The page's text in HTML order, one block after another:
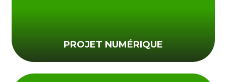
PROJET NUMÉRIQUE